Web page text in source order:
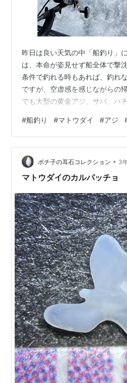
昨日は良い天気の中「船釣り」
は、本命が姿見せず船全体で撃
条件で釣れる時もあれば、釣れ
ですが、空虚感を感じながらの
でも大型の黄金アジ、サバ、ハ
た。 マトウダイは初めて実物を
抜群で、海にはまだまだ見た事
でいる事を実感しました。 帰宅
バの味噌煮で晩酌、空虚感もど
た！ 本命現れずの空虚感は有り
#船釣り #マトウダイ #アジ
ポチ子の耳石コレクション • 3
マトウダイのカルパッチョ